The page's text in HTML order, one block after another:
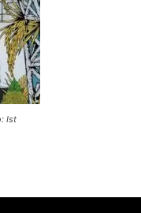
Ist